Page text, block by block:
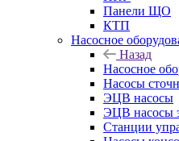
Панели ЩО
КТП
Насосное
Назад
Насосное
Насосы
ЭЦВ насосы
ЭЦВ насосы
Станции